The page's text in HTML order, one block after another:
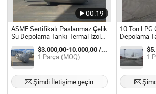
00:19
ASME Sertifikalı Paslanmaz Çelik
Su Depolama Tankı Termal İzole
Su Tankları
$3.000,00-10.000,00 / Parça
1 Parça (MOQ)
Şimdi İletişime geçin
10 Ton LPG
Depolama
1